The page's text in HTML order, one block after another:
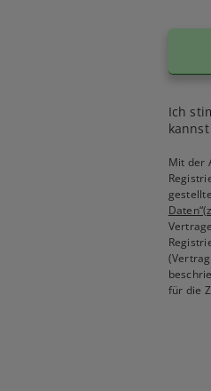
Ich
Mit der
für die